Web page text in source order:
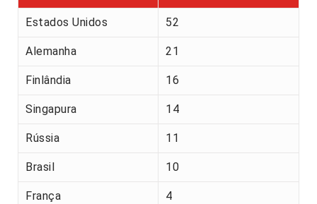
Estados Unidos 52
Alemanha 21
Finlândia 16
Singapura 14
Rússia 11
Brasil 10
França 4